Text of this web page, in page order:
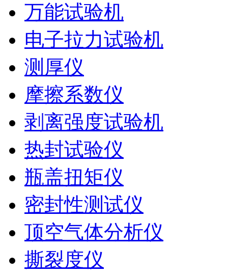
万能试验机
电子拉力试验机
测厚仪
摩擦系数仪
剥离强度试验机
热封试验仪
瓶盖扭矩仪
密封性测试仪
顶空气体分析仪
撕裂度仪